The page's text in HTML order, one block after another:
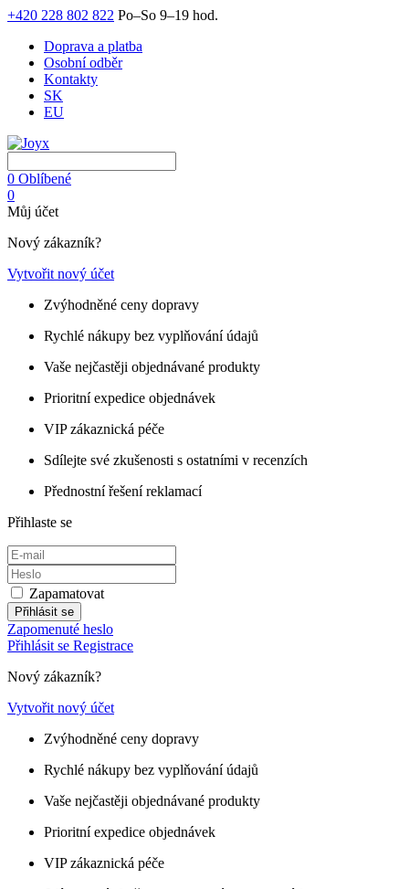
+420 228 802 822 Po–So 9–19 hod.
Doprava a platba
Osobní odběr
Kontakty
SK
EU
0 Oblíbené
0
Můj účet
Nový zákazník?
Vytvořit nový účet
Zvýhodněné ceny dopravy
Rychlé nákupy bez vyplňování údajů
Vaše nejčastěji objednávané produkty
Prioritní expedice objednávek
VIP zákaznická péče
Sdílejte své zkušenosti s ostatními v recenzích
Přednostní řešení reklamací
Přihlaste se
Zapamatovat
Přihlásit se
Zapomenuté heslo
Přihlásit se Registrace
Nový zákazník?
Vytvořit nový účet
Zvýhodněné ceny dopravy
Rychlé nákupy bez vyplňování údajů
Vaše nejčastěji objednávané produkty
Prioritní expedice objednávek
VIP zákaznická péče